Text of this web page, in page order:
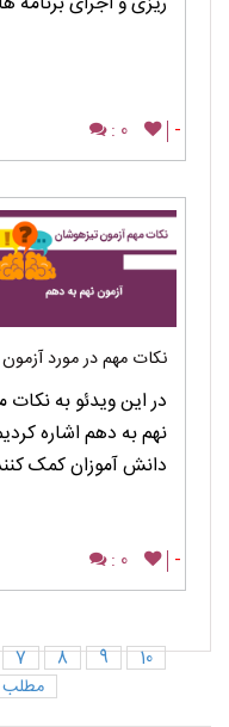
-
0 :
نکات مهم در مورد
در این ویدئو به
نهم به دهم اشاره
دانش آموزان کمک
-
0 :
7 8 9
10
مطلب :